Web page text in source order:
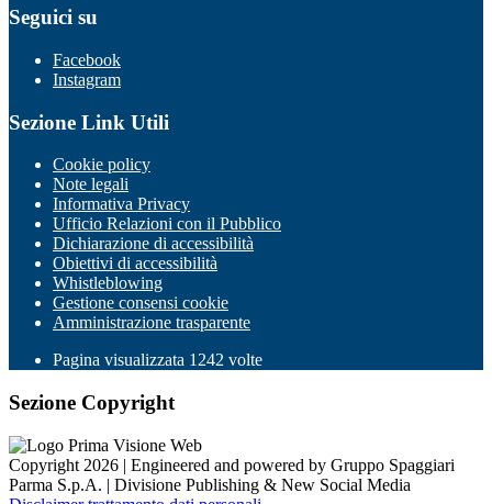
Seguici su
Facebook
Instagram
Sezione Link Utili
Cookie policy
Note legali
Informativa Privacy
Ufficio Relazioni con il Pubblico
Dichiarazione di accessibilità
Obiettivi di accessibilità
Whistleblowing
Gestione consensi cookie
Amministrazione trasparente
Pagina visualizzata 1242 volte
Sezione Copyright
Copyright 2026 | Engineered and powered by Gruppo Spaggiari
Parma S.p.A. | Divisione Publishing & New Social Media